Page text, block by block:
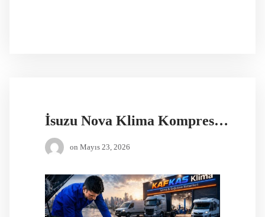
İsuzu Nova Klima Kompresörü Yedek Parça
on Mayıs 23, 2026